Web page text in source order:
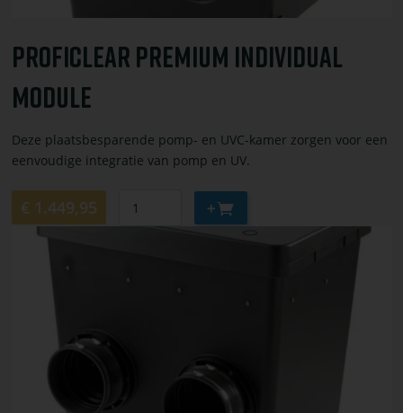
ProfiClear Premium Individual
Module
Deze plaatsbesparende pomp- en UVC-kamer zorgen voor een
eenvoudige integratie van pomp en UV.
€ 1.449,95 Aan
winkelwagen
toevoegen
Bekijk